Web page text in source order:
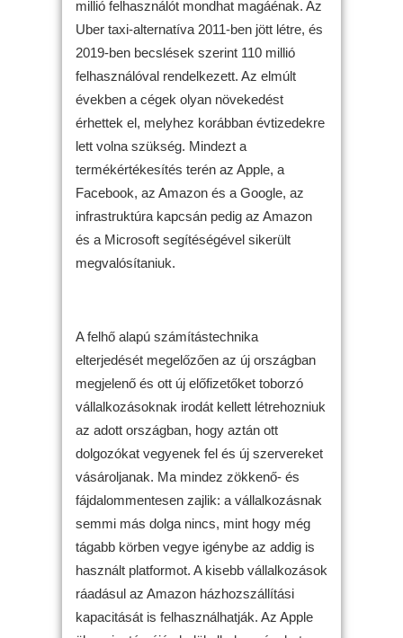
millió felhasználót mondhat magáénak. Az
Uber taxi-alternatíva 2011-ben jött létre, és
2019-ben becslések szerint 110 millió
felhasználóval rendelkezett. Az elmúlt
években a cégek olyan növekedést
érhettek el, melyhez korábban évtizedekre
lett volna szükség. Mindezt a
termékértékesítés terén az Apple, a
Facebook, az Amazon és a Google, az
infrastruktúra kapcsán pedig az Amazon
és a Microsoft segítéségével sikerült
megvalósítaniuk.
A felhő alapú számítástechnika
elterjedését megelőzően az új országban
megjelenő és ott új előfizetőket toborzó
vállalkozásoknak irodát kellett létrehozniuk
az adott országban, hogy aztán ott
dolgozókat vegyenek fel és új szervereket
vásároljanak. Ma mindez zökkenő- és
fájdalommentesen zajlik: a vállalkozásnak
semmi más dolga nincs, mint hogy még
tágabb körben vegye igénybe az addig is
használt platformot. A kisebb vállalkozások
ráadásul az Amazon házhozszállítási
kapacitását is felhasználhatják. Az Apple